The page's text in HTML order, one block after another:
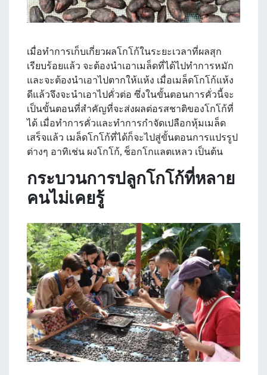
เมื่อทำการเก็บเกี่ยวผลโกโก้ในระยะเวลาที่ผลสุก
เรียบร้อยแล้ว จะต้องนำเอาเมล็ดที่ได้ไปทำการหมัก
และจะต้องนำเอาไปตากให้แห้ง เมื่อเมล็ดโกโก้แห้ง
ดีแล้วจึงจะนำเอาไปคั่วต่อ ซึ่งในขั้นตอนการคั่วนี้จะ
เป็นขั้นตอนที่สำคัญที่จะส่งผลต่อรสชาติของโกโก้ที่
ได้ เมื่อทำการคั่วและทำการกำจัดเปลือกหุ้มเมล็ด
เสร็จแล้ว เมล็ดโกโก้ที่ได้ก็จะไปสู่ขั้นตอนการแปรรูป
ต่างๆ อาทิเช่น ผงโกโก้, ช็อกโกแลตเหลว เป็นต้น
กระบวนการปลูกโกโก้ที่หลาย
คนไม่เคยรู้